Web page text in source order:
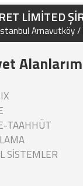
LİMİTED
Arnavutköy /
TAAHHÜT
SİSTEMLER